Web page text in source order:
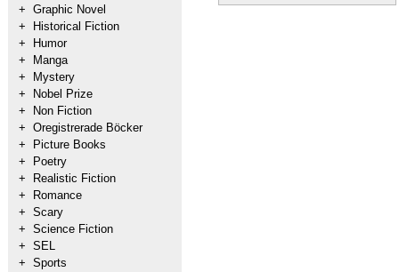
+ Graphic Novel
+
Historical Fiction
+
Humor
+
Manga
+
Mystery
+
Nobel Prize
+
Non Fiction
+ Oregistrerade Böcker
+
Picture Books
+
Poetry
+
Realistic Fiction
+
Romance
+ Scary
+ Science Fiction
+ SEL
+ Sports